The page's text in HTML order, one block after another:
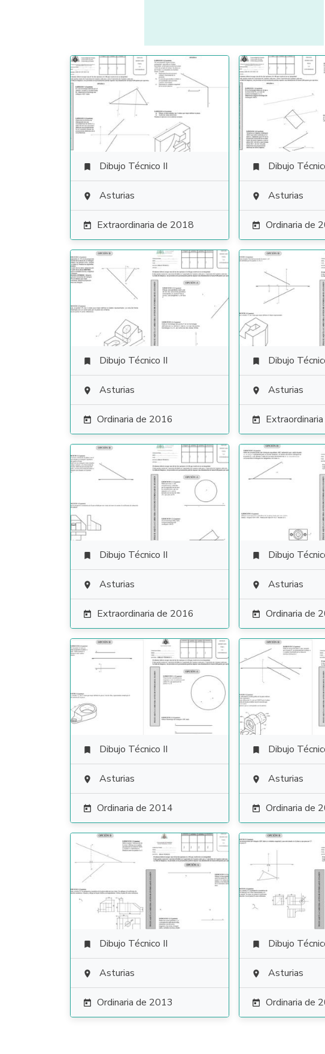
 Dibujo Técnico II
 Asturias
 Extraordinaria de 2018
 Dibujo
 Asturias
 Ordinaria de
 Dibujo Técnico II
 Asturias
 Ordinaria de 2016
 Dibujo
 Asturias

 Dibujo Técnico II
 Asturias
 Extraordinaria de 2016
 Dibujo
 Asturias
 Ordinaria de
 Dibujo Técnico II
 Asturias
 Ordinaria de 2014
 Dibujo
 Asturias
 Ordinaria de
 Dibujo Técnico II
 Asturias
 Ordinaria de 2013
 Dibujo
 Asturias
 Ordinaria de